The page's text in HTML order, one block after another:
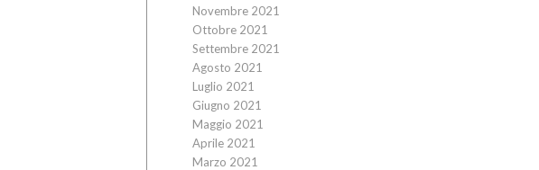
Novembre 2021
Ottobre 2021
Settembre 2021
Agosto 2021
Luglio 2021
Giugno 2021
Maggio 2021
Aprile 2021
Marzo 2021